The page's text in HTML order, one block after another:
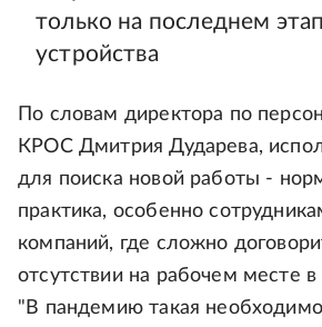
только на последнем
устройства
По словам директора по
КРОС Дмитрия Дударева,
для поиска новой работы -
практика, особенно
компаний, где сложно
отсутствии на рабочем месте
"В пандемию такая